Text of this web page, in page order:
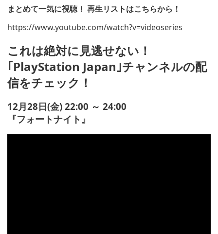
まとめて一気に視聴！ 再生リストはこちらから！
https://www.youtube.com/watch?v=videoseries
これは絶対に見逃せない！
｢PlayStation Japan｣チャンネルの配
信をチェック！
12月28日(金) 22:00 ～ 24:00
『フォートナイト』